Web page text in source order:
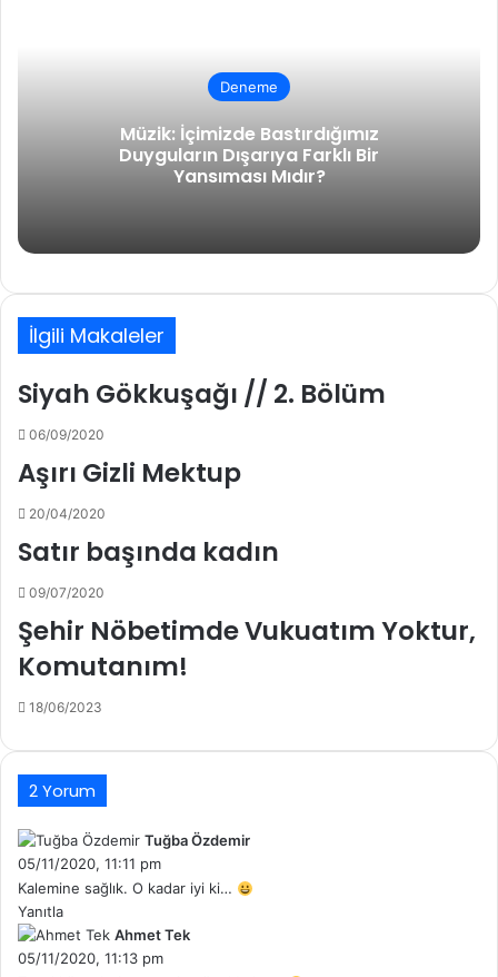
Deneme
Müzik: İçimizde Bastırdığımız
Duyguların Dışarıya Farklı Bir
Yansıması Mıdır?
İlgili Makaleler
Siyah Gökkuşağı // 2. Bölüm
06/09/2020
Aşırı Gizli Mektup
20/04/2020
Satır başında kadın
09/07/2020
Şehir Nöbetimde Vukuatım Yoktur,
Komutanım!
18/06/2023
2 Yorum
Tuğba Özdemir
d
05/11/2020, 11:11 pm
Kalemine sağlık. O kadar iyi ki…
Yanıtla
Ahmet Tek
05/11/2020, 11:13 pm